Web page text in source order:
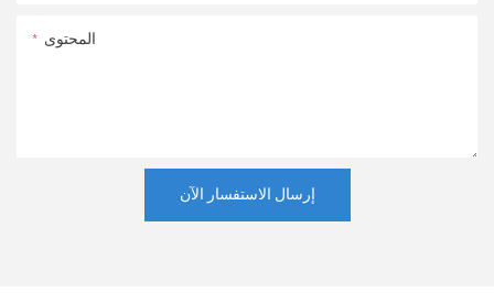
المحتوى
إرسال الاستفسار الآن